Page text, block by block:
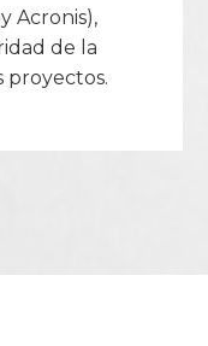
Acronis),
de la
proyectos.